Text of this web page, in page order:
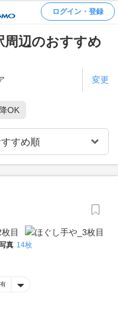
ログイン・登録
周辺のおすすめ
変更
OK
真 14枚